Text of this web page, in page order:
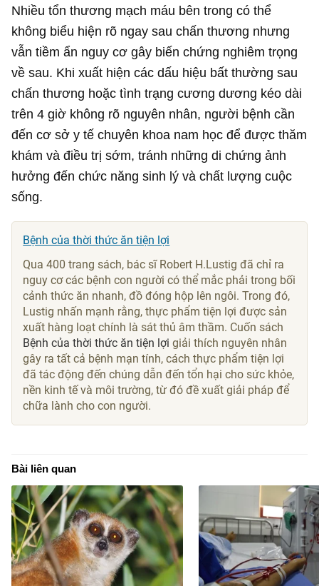
Nhiều tổn thương mạch máu bên trong có thể
không biểu hiện rõ ngay sau chấn thương nhưng
vẫn tiềm ẩn nguy cơ gây biến chứng nghiêm trọng
về sau. Khi xuất hiện các dấu hiệu bất thường sau
chấn thương hoặc tình trạng cương dương kéo dài
trên 4 giờ không rõ nguyên nhân, người bệnh cần
đến cơ sở y tế chuyên khoa nam học để được thăm
khám và điều trị sớm, tránh những di chứng ảnh
hưởng đến chức năng sinh lý và chất lượng cuộc
sống.
Bệnh của thời thức ăn tiện lợi
Qua 400 trang sách, bác sĩ Robert H.Lustig đã chỉ ra
nguy cơ các bệnh con người có thể mắc phải trong bối
cảnh thức ăn nhanh, đồ đóng hộp lên ngôi. Trong đó,
Lustig nhấn mạnh rằng, thực phẩm tiện lợi được sản
xuất hàng loạt chính là sát thủ âm thầm. Cuốn sách
Bệnh của thời thức ăn tiện lợi giải thích nguyên nhân
gây ra tất cả bệnh mạn tính, cách thực phẩm tiện lợi
đã tác động đến chúng dẫn đến tổn hại cho sức khỏe,
nền kinh tế và môi trường, từ đó đề xuất giải pháp để
chữa lành cho con người.
Bài liên quan